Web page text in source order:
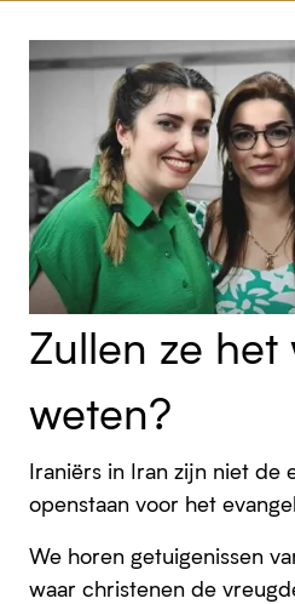
Zullen ze het
weten?
Iraniërs in Iran zijn niet de
openstaan voor het
We horen getuigenissen
waar christenen de